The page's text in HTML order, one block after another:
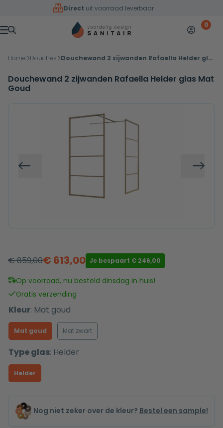
Overslaan naar inhoud
Direct uit voorraad leverbaar
Menu
Mijn 0
Home Douches Douchewand 2 zijwanden Rafaella Helder glas Mat Goud
Douchewand 2 zijwanden Rafaella Helder glas Mat
Goud
Vorige
€859,00
Oorspronkelijke
prijs
was:
€ 613,00
Huidige
prijs
is:
Je bespaart € 246,00
Op voorraad, nu besteld dinsdag in huis!
Gratis verzending
Kleur: Mat goud
Mat goud Mat zwart
Type glas: Helder
Helder
Nog niet zeker over de kleur? Bestel een sample!